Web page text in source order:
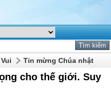
Tin mừng Chúa nhật
cho thế giới. Suy